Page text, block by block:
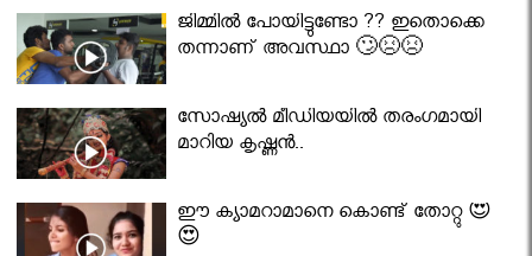
ജിമ്മിൽ പോയിട്ടുണ്ടോ ?? ഇതൊക്കെ
തന്നാണ് അവസ്ഥാ 🙄😣😣
സോഷ്യൽ മീഡിയയിൽ തരംഗമായി
മാറിയ കൃഷ്ണൻ..
ഈ ക്യാമറാമാനെ കൊണ്ട് തോറ്റു 😍
😍